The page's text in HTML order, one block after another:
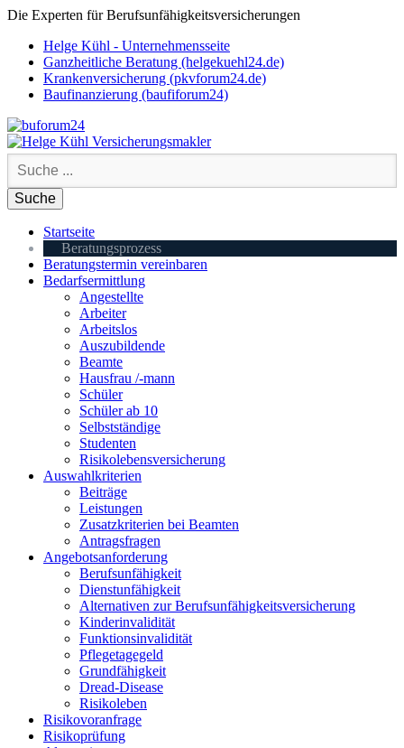
Die Experten für Berufsunfähigkeitsversicherungen
Helge Kühl - Unternehmensseite
Ganzheitliche Beratung (helgekuehl24.de)
Krankenversicherung (pkvforum24.de)
Baufinanzierung (baufiforum24)
Startseite
Beratungsprozess
Beratungstermin vereinbaren
Bedarfsermittlung
Angestellte
Arbeiter
Arbeitslos
Auszubildende
Beamte
Hausfrau /-mann
Schüler
Schüler ab 10
Selbstständige
Studenten
Risikolebensversicherung
Auswahlkriterien
Beiträge
Leistungen
Zusatzkriterien bei Beamten
Antragsfragen
Angebotsanforderung
Berufsunfähigkeit
Dienstunfähigkeit
Alternativen zur Berufsunfähigkeitsversicherung
Kinderinvalidität
Funktionsinvalidität
Pflegetagegeld
Grundfähigkeit
Dread-Disease
Risikoleben
Risikovoranfrage
Risikoprüfung